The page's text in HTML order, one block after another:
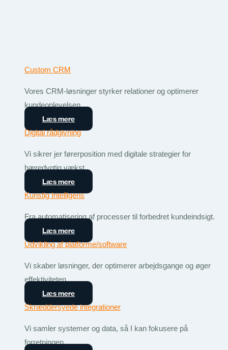
Custom CRM
Vores CRM-løsninger styrker relationer og optimerer
kundeoplevelsen.
Læs mere
Digital rådgivning
Vi sikrer jer førerposition med digitale strategier for
bæredygtig vækst.
Læs mere
Kunstig Intelligens
Fra automatisering af processer til forbedret kundeindsigt.
Læs mere
Udvikling af platforme/software
Vi skaber løsninger, der optimerer arbejdsgange og øger
effektiviteten.
Læs mere
Skræddersyede integrationer
Vi samler systemer og data, så I kan fokusere på
forretningen.